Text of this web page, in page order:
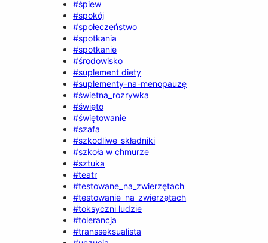
#śpiew
#spokój
#społeczeństwo
#spotkania
#spotkanie
#środowisko
#suplement diety
#suplementy-na-menopauzę
#świetna_rozrywka
#święto
#świętowanie
#szafa
#szkodliwe_składniki
#szkoła w chmurze
#sztuka
#teatr
#testowane_na_zwierzętach
#testowanie_na_zwierzętach
#toksyczni ludzie
#tolerancja
#transseksualista